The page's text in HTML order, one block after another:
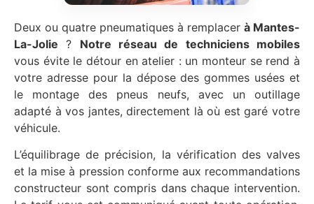
Deux ou quatre pneumatiques à remplacer à Mantes-
La-Jolie ? Notre réseau de techniciens mobiles
vous évite le détour en atelier : un monteur se rend à
votre adresse pour la dépose des gommes usées et
le montage des pneus neufs, avec un outillage
adapté à vos jantes, directement là où est garé votre
véhicule.
L’équilibrage de précision, la vérification des valves
et la mise à pression conforme aux recommandations
constructeur sont compris dans chaque intervention.